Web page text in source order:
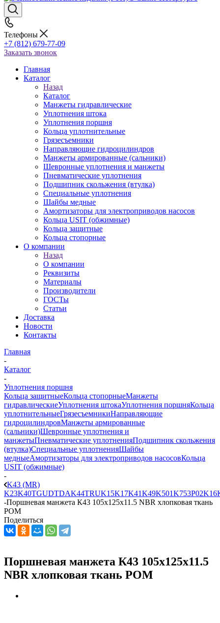
Телефоны
+7 (812) 679-77-09
Заказать звонок
Главная
Каталог
Назад
Каталог
Манжеты гидравлические
Уплотнения штока
Уплотнения поршня
Кольца уплотнительные
Грязесъемники
Направляющие гидроцилиндров
Манжеты армированные (сальники)
Шевронные уплотнения и манжеты
Пневматические уплотнения
Подшипник скольжения (втулка)
Специальные уплотнения
Шайбы медные
Амортизаторы для электроприводов насосов
Кольца USIT (обжимные)
Кольца защитные
Кольца стопорные
О компании
Назад
О компании
Реквизиты
Материалы
Производители
ГОСТы
Статьи
Доставка
Новости
Контакты
Главная
-
Каталог
-
Уплотнения поршня
Кольца защитныеКольца стопорныеМанжеты
гидравлическиеУплотнения штокаУплотнения поршняКольца
уплотнительныеГрязесъемникиНаправляющие
гидроцилиндровМанжеты армированные
(сальники)Шевронные уплотнения и
манжетыПневматические уплотненияПодшипник скольжения
(втулка)Специальные уплотненияШайбы
медныеАмортизаторы для электроприводов насосовКольца
USIT (обжимные)
-
K43 (MR)
K23K40TGUDTDAK44TRUK15K17K41K49K501K753P02K16
-Поршневая манжета К43 105x125x11.5 NBR хлопковая ткань
РОМ
Поделиться
Поршневая манжета К43 105x125x11.5
NBR хлопковая ткань РОМ